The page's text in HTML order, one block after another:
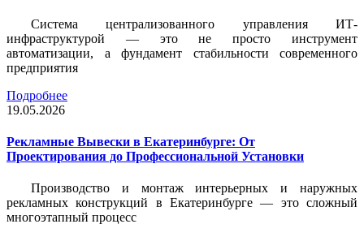
Система централизованного управления ИТ-
инфраструктурой — это не просто инструмент
автоматизации, а фундамент стабильности современного
предприятия
Подробнее
19.05.2026
Рекламные Вывески в Екатеринбурге: От
Проектирования до Профессиональной Установки
Производство и монтаж интерьерных и наружных
рекламных конструкций в Екатеринбурге — это сложный
многоэтапный процесс